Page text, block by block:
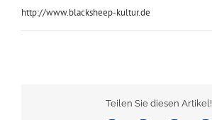
http://www.blacksheep-kultur.de
Teilen Sie diesen Artikel!